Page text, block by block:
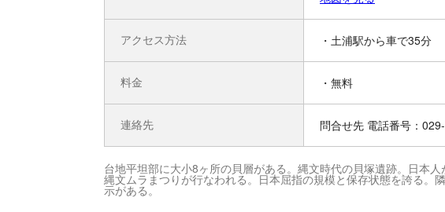
アクセス方法 ・土浦駅から車で35分
料金 ・無料
連絡先 問合せ先 電話番号：
台地平坦部に大小8ヶ所の貝層がある。縄文時代の貝塚遺跡。日本
縄文ムラまつりが行なわれる。日本屈指の規模と保存状態を誇る。
示がある。